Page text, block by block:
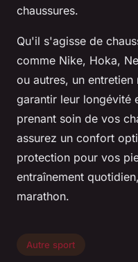
chaussures.
Qu'il s'agisse de
comme Nike, Hoka,
ou autres, un
garantir leur longévité
prenant soin de vos
assurez un confort
protection pour vos
entraînement
marathon.
Autre sport